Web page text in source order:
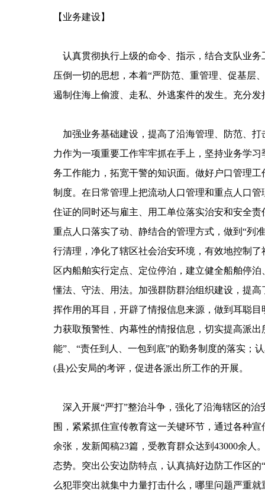
【业务建设】
认真贯彻执行上级的命令、指示，结合支队业
压倒一切的思想，本着“严防范、重管理、促基层
遏制住海上偷渡、走私、外逃案件的发生。充分
加强业务基础建设，提高了沿海管理、防范、打
力作为一项重要工作牢牢抓在手上，坚持业务学
务工作能力，拓宽干警的知识面。做好户口管理
制度。在日常管理上把流动人口管理和重点人口
住证的同时还与雇主、用工单位落实治安和安全
重点人口落实了动、静结合的管理方式，做到“列
行清理，净化了辖区社会治安环境，有效地控制
区内船舶实行定点、定位停泊，建立健全船舶停
懂法、守法、用法。加强群防群治组织建设，提
挥作用的耳目，开辟了情报信息来源，做到耳聪
力获取预警性、内幕性的情报信息，切实提高派
能”、“责任到人、一包到底”的勤务制度的落实；
(县)公安局的考评，促进各派出所工作的开展。
深入开展“严打”整治斗争，强化了沿海辖区的治
围，紧紧抓住宣传教育这一关键环节，通过各种
余张，发新闻稿23篇，受教育群众达到43000余
态势。突出公安边防特点，认真搞好边防工作区
么犯罪突出就集中力量打击什么，哪里问题严重